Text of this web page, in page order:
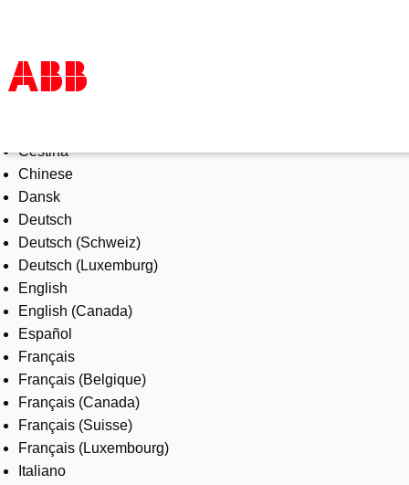
Products & Solutions
Industries
Services
About us
Where to buy
Contact us
Careers
Čeština
Chinese
Dansk
Deutsch
Deutsch (Schweiz)
Deutsch (Luxemburg)
English
English (Canada)
Español
Français
Français (Belgique)
Français (Canada)
Français (Suisse)
Français (Luxembourg)
Italiano